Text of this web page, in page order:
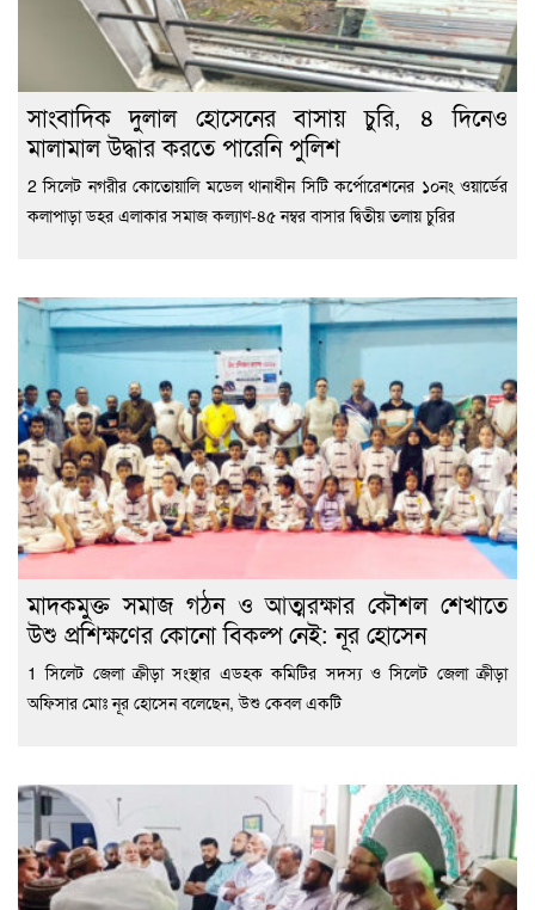
সাংবাদিক দুলাল হোসেনের বাসায় চুরি, ৪ দিনেও
মালামাল উদ্ধার করতে পারেনি পুলিশ
2 সিলেট নগরীর কোতোয়ালি মডেল থানাধীন সিটি কর্পোরেশনের ১০নং ওয়ার্ডের
কলাপাড়া ডহর এলাকার সমাজ কল্যাণ-৪৫ নম্বর বাসার দ্বিতীয় তলায় চুরির
মাদকমুক্ত সমাজ গঠন ও আত্মরক্ষার কৌশল শেখাতে
উশু প্রশিক্ষণের কোনো বিকল্প নেই: নূর হোসেন
1 সিলেট জেলা ক্রীড়া সংস্থার এডহক কমিটির সদস্য ও সিলেট জেলা ক্রীড়া
অফিসার মোঃ নূর হোসেন বলেছেন, উশু কেবল একটি